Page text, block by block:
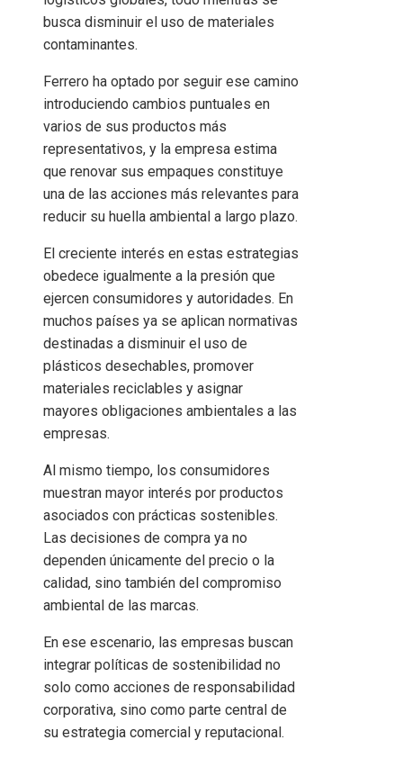
busca disminuir el uso de materiales
contaminantes.
Ferrero ha optado por seguir ese camino
introduciendo cambios puntuales en
varios de sus productos más
representativos, y la empresa estima
que renovar sus empaques constituye
una de las acciones más relevantes para
reducir su huella ambiental a largo plazo.
El creciente interés en estas estrategias
obedece igualmente a la presión que
ejercen consumidores y autoridades. En
muchos países ya se aplican normativas
destinadas a disminuir el uso de
plásticos desechables, promover
materiales reciclables y asignar
mayores obligaciones ambientales a las
empresas.
Al mismo tiempo, los consumidores
muestran mayor interés por productos
asociados con prácticas sostenibles.
Las decisiones de compra ya no
dependen únicamente del precio o la
calidad, sino también del compromiso
ambiental de las marcas.
En ese escenario, las empresas buscan
integrar políticas de sostenibilidad no
solo como acciones de responsabilidad
corporativa, sino como parte central de
su estrategia comercial y reputacional.